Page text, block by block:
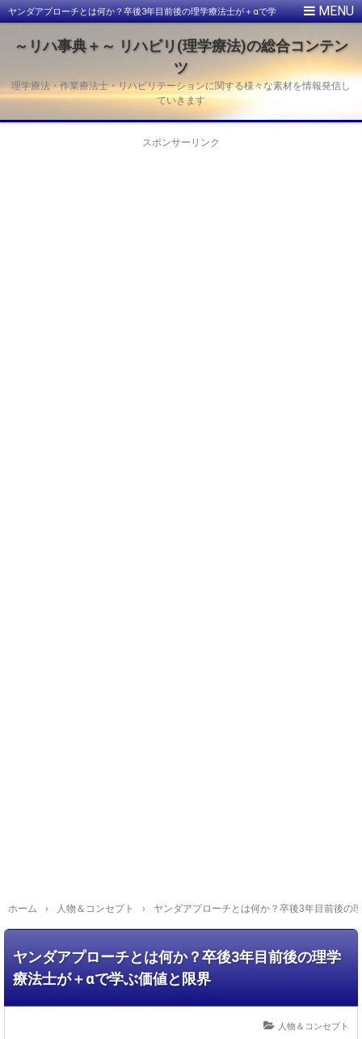
ヤンダアプローチとは何か？卒後3年目前後の理学療法士が＋αで学
～リハ事典＋～ リハビリ(理学療法)の総合コンテン
ツ
理学療法・作業療法士・リハビリテーションに関する様々な素材を情報発信し
ていきます
スポンサーリンク
ホーム › 人物＆コンセプト › ヤンダアプローチとは何か？卒後3年目前後の
ヤンダアプローチとは何か？卒後3年目前後の理学
療法士が＋αで学ぶ価値と限界
人物＆コンセプト